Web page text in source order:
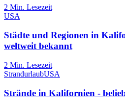
2 Min. Lesezeit
USA
Städte und Regionen in
weltweit bekannt
2 Min. Lesezeit
StrandurlaubUSA
Strände in Kalifornien -